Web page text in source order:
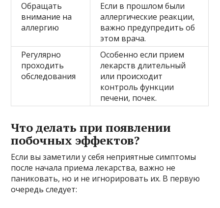
Обращать
внимание на
аллергию
Если в прошлом были
аллергические реакции,
важно предупредить об
этом врача.
Регулярно
проходить
обследования
Особенно если прием
лекарств длительный
или происходит
контроль функции
печени, почек.
Что делать при появлении
побочных эффектов?
Если вы заметили у себя неприятные симптомы
после начала приема лекарства, важно не
паниковать, но и не игнорировать их. В первую
очередь следует: